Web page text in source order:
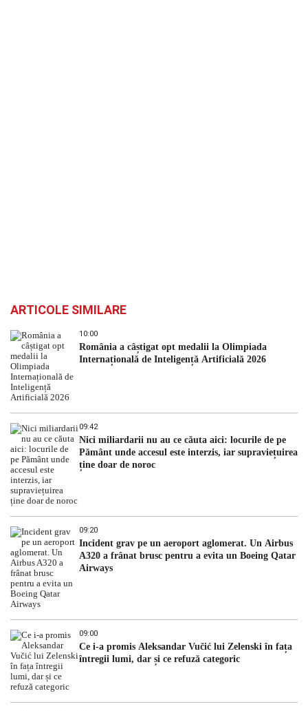
ARTICOLE SIMILARE
10:00
România a câștigat opt medalii la Olimpiada
Internațională de Inteligență Artificială 2026
09:42
Nici miliardarii nu au ce căuta aici: locurile de pe
Pământ unde accesul este interzis, iar supraviețuirea
ține doar de noroc
09:20
Incident grav pe un aeroport aglomerat. Un Airbus
A320 a frânat brusc pentru a evita un Boeing Qatar
Airways
09:00
Ce i-a promis Aleksandar Vučić lui Zelenski în fața
întregii lumi, dar și ce refuză categoric